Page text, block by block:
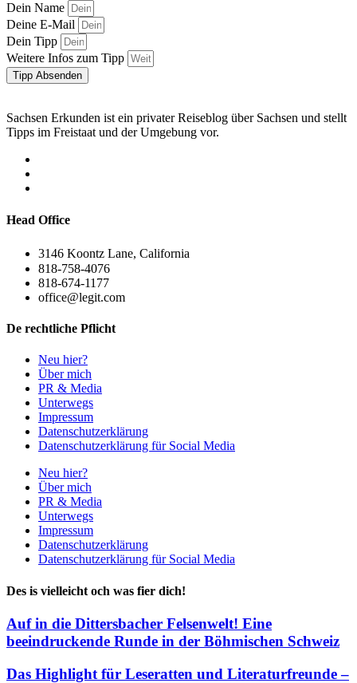
Dein Name
Deine E-Mail
Dein Tipp
Weitere Infos zum Tipp
Tipp Absenden
Sachsen Erkunden ist ein privater Reiseblog über Sachsen und stellt
Tipps im Freistaat und der Umgebung vor.
Head Office
3146 Koontz Lane, California
818-758-4076
818-674-1177
office@legit.com
De rechtliche Pflicht
Neu hier?
Über mich
PR & Media
Unterwegs
Impressum
Datenschutzerklärung
Datenschutzerklärung für Social Media
Neu hier?
Über mich
PR & Media
Unterwegs
Impressum
Datenschutzerklärung
Datenschutzerklärung für Social Media
Des is vielleicht och was fier dich!
Auf in die Dittersbacher Felsenwelt! Eine
beeindruckende Runde in der Böhmischen Schweiz
Das Highlight für Leseratten und Literaturfreunde –